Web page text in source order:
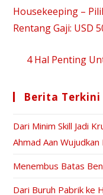
Housekeeping –
Rentang Gaji: USD
4 Hal Penting
Berita Terkini
Dari Minim Skill Jadi
Ahmad Aan
Menembus Batas
Dari Buruh Pabrik ke